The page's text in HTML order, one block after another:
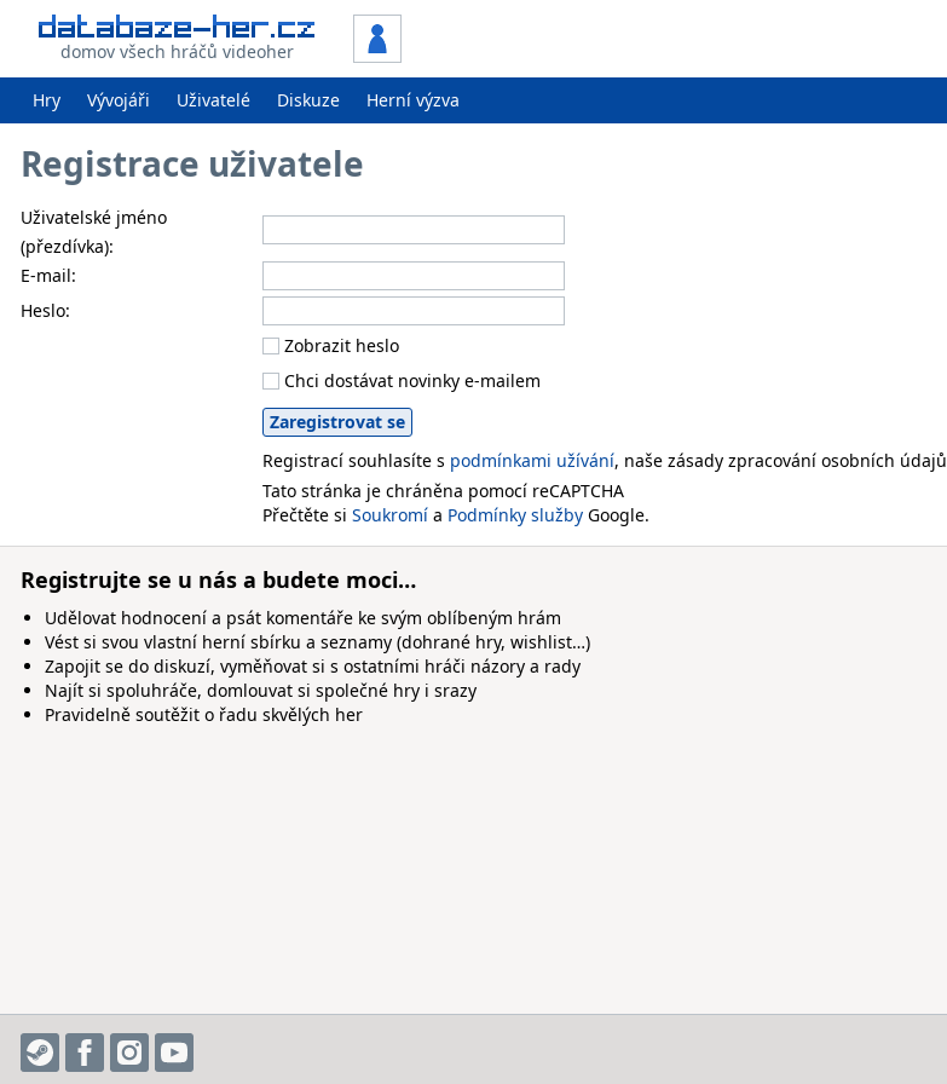
domov všech hráčů videoher
Hry Vývojáři Uživatelé Diskuze Herní výzva
Registrace uživatele
Uživatelské jméno
(přezdívka):
E-mail:
Heslo:
Zobrazit heslo
Chci dostávat novinky e-mailem
Registrací souhlasíte s podmínkami užívání, naše zásady zpracování osobních údajů
Tato stránka je chráněna pomocí reCAPTCHA
Přečtěte si Soukromí a Podmínky služby Google.
Registrujte se u nás a budete moci…
Udělovat hodnocení a psát komentáře ke svým oblíbeným hrám
Vést si svou vlastní herní sbírku a seznamy (dohrané hry, wishlist…)
Zapojit se do diskuzí, vyměňovat si s ostatními hráči názory a rady
Najít si spoluhráče, domlouvat si společné hry i srazy
Pravidelně soutěžit o řadu skvělých her